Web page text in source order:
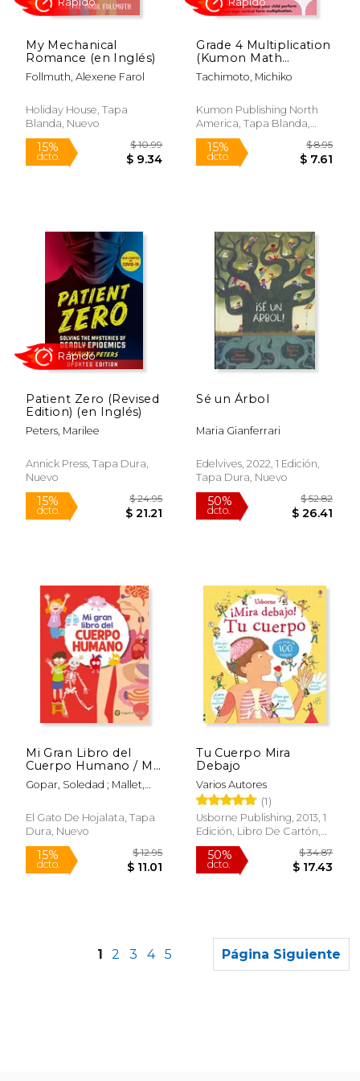
50%
dcto.
15%
dcto.
$ 8.99
My Mechanical
Romance (en Inglés)
Follmuth, Alexene Farol
Holiday House, Tapa
Blanda, Nuevo
Rápido
Grade 4 Multiplication
(Kumon Math
Workbooks) (en
Inglés)
Tachimoto, Michiko
Kumon Publishing North
America, Tapa Blanda,
Nuevo
Rápido
Patient Zero (Revised
Edition) (en Inglés)
Peters, Marilee
Annick Press, Tapa Dura,
Nuevo
Sé un Árbol
Maria Gianferrari
Edelvives, 2022, 1 Edición,
Tapa Dura, Nuevo
Mi Gran Libro del
Cuerpo Humano / My
Great Book of the
Human Body
Gopar, Soledad ; Mallet,
El Gato De Hojalata, Tapa
Dura, Nuevo
Tu Cuerpo Mira
Debajo
Varios Autores
(1)
Usborne Publishing, 2013, 1
Edición, Libro De Cartón,
Nuevo
1 2 3 4 5 Página Siguiente